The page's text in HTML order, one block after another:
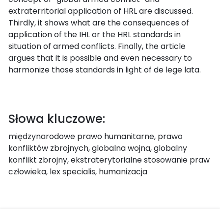
extraterritorial application of HRL are discussed.
Thirdly, it shows what are the consequences of
application of the IHL or the HRL standards in
situation of armed conflicts. Finally, the article
argues that it is possible and even necessary to
harmonize those standards in light of de lege lata.
Słowa kluczowe:
międzynarodowe prawo humanitarne, prawo
konfliktów zbrojnych, globalna wojna, globalny
konflikt zbrojny, ekstraterytorialne stosowanie praw
człowieka, lex specialis, humanizacja